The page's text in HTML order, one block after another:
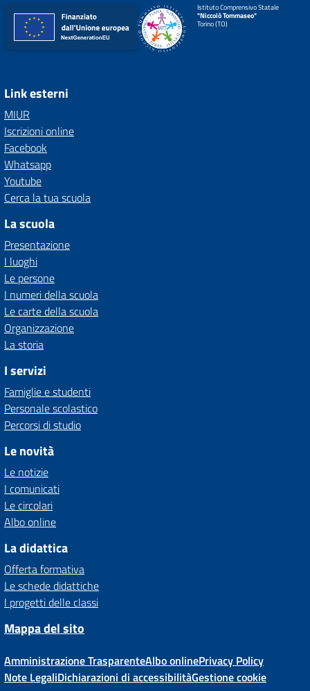
Istituto Comprensivo Statale
"Niccolò Tommaseo"
Torino (TO)
Link esterni
MIUR
Iscrizioni online
Facebook
Whatsapp
Youtube
Cerca la tua scuola
La scuola
Presentazione
I luoghi
Le persone
I numeri della scuola
Le carte della scuola
Organizzazione
La storia
I servizi
Famiglie e studenti
Personale scolastico
Percorsi di studio
Le novità
Le notizie
I comunicati
Le circolari
Albo online
La didattica
Offerta formativa
Le schede didattiche
I progetti delle classi
Mappa del sito
Amministrazione TrasparenteAlbo onlinePrivacy Policy
Note LegaliDichiarazioni di accessibilitàGestione cookie